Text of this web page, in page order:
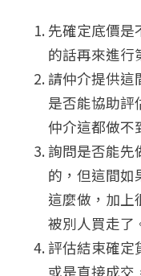
先確定底價是
的話再來進行
請仲介提供這
是否能協助評
仲介這都做不
詢問是否能先
的，但這間如
這麼做，加上
被別人買走了
評估結束確定
或是直接成交